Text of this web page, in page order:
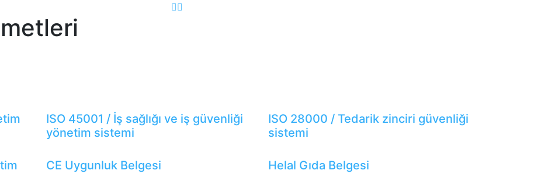
ISO 45001 / İş sağlığı ve iş güvenliği
yönetim sistemi
ISO 28000 / Tedarik zinciri güvenliği
sistemi
CE Uygunluk Belgesi Helal Gıda Belgesi